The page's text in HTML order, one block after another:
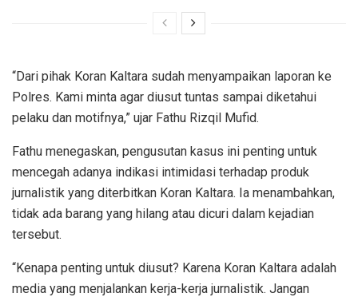
“Dari pihak Koran Kaltara sudah menyampaikan laporan ke
Polres. Kami minta agar diusut tuntas sampai diketahui
pelaku dan motifnya,” ujar Fathu Rizqil Mufid.
Fathu menegaskan, pengusutan kasus ini penting untuk
mencegah adanya indikasi intimidasi terhadap produk
jurnalistik yang diterbitkan Koran Kaltara. Ia menambahkan,
tidak ada barang yang hilang atau dicuri dalam kejadian
tersebut.
“Kenapa penting untuk diusut? Karena Koran Kaltara adalah
media yang menjalankan kerja-kerja jurnalistik. Jangan